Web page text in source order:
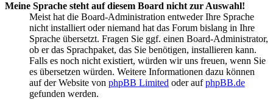
Meine Sprache steht auf diesem Board nicht zur Auswahl!
Meist hat die Board-Administration entweder Ihre Sprache
nicht installiert oder niemand hat das Forum bislang in Ihre
Sprache übersetzt. Fragen Sie ggf. einen Board-Administrator,
ob er das Sprachpaket, das Sie benötigen, installieren kann.
Falls es noch nicht existiert, würden wir uns freuen, wenn Sie
es übersetzen würden. Weitere Informationen dazu können
auf der Website von phpBB Limited oder aufphpBB.de
gefunden werden.